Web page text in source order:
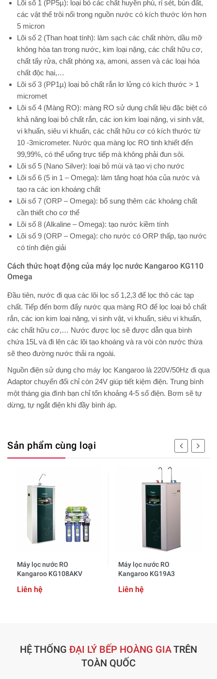
Lõi số 1 (PP5µ): loại bỏ các chất huyền phù, rỉ sét, bùn đất,
các vật thể trôi nổi trong nguồn nước có kích thước lớn hơn
5 micron
Lõi số 2 (Than hoạt tính): làm sạch các chất nhờn, dầu mỡ
không hòa tan trong nước, kim loại nặng, các chất hữu cơ,
chất tẩy rửa, chất phóng xạ, amoni, assen và các loại hóa
chất độc hại,…
Lõi số 3 (PP1µ) loại bỏ chất rắn lơ lửng có kích thước > 1
micromet
Lõi số 4 (Màng RO): màng RO sử dụng chất liệu đặc biệt có
khả năng loại bỏ chất rắn, các ion kim loại nặng, vi sinh vật,
vi khuẩn, siêu vi khuẩn, các chất hữu cơ có kích thước từ
10­ -3micrometer. Nước qua màng lọc RO tinh khiết đến
99,99%, có thể uống trực tiếp mà không phải đun sôi.
Lõi số 5 (Nano Silver): loại bỏ mùi và tạo vị cho nước
Lõi số 6 (5 in 1 – Omega): làm tăng hoạt hóa của nước và
tạo ra các ion khoáng chất
Lõi số 7 (ORP – Omega): bổ sung thêm các khoáng chất
cần thiết cho cơ thể
Lõi số 8 (Alkaline – Omega): tạo nước kiềm tính
Lõi số 9 (ORP – Omega): cho nước có ORP thấp, tạo nước
có tính điện giải
Cách thức hoạt động của máy lọc nước Kangaroo KG110
Omega
Đầu tiên, nước đi qua các lõi lọc số 1,2,3 để lọc thô các tạp
chất. Tiếp đến bơm đẩy nước qua màng RO để lọc loại bỏ chất
rắn, các ion kim loại nặng, vi sinh vật, vi khuẩn, siêu vi khuẩn,
các chất hữu cơ,… Nước được lọc sẽ được dẫn qua bình
chứa 15L và đi lên các lõi tạo khoáng và ra vòi còn nước thừa
sẽ theo đường nước thải ra ngoài.
Nguồn điện sử dụng cho máy lọc Kangaroo là 220V/50Hz đi qua
Adaptor chuyển đổi chỉ còn 24V giúp tiết kiệm điện. Trung bình
một tháng gia đình bạn chỉ tốn khoảng 4-5 số điện. Bơm sẽ tự
dừng, tự ngắt điện khi đầy bình áp.
Sản phẩm cùng loại
Máy lọc nước RO
Kangaroo KG108AKV
Liên hệ
Máy lọc nước RO
Kangaroo KG19A3
Liên hệ
HỆ THỐNG ĐẠI LÝ BẾP HOÀNG GIATRÊN
TOÀN QUỐC